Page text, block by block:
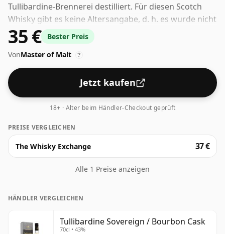
Tullibardine-Brennerei destilliert. Für diesen Scotch
Whisky gibt es keine Altersangabe, d. h. es wurde nicht
angegeben, wie lange die Spirituose in der Flasche
gereift ist. Es ist immer schön, Whiskys zu sehen, die
mit einem Alkoholgehalt von 43 % abgefüllt werden.
Dieser wird in der normalen Größe von 70 cl geliefert.
35 €
Bester Preis
VonMaster of Malt ?
Jetzt kaufen
18+ · Alter beim Händler-Checkout geprüft
PREISE VERGLEICHEN
The Whisky Exchange 37 €
Alle 1 Preise anzeigen
HÄNDLER VERGLEICHEN
Tullibardine Sovereign / Bourbon Cask
70cl • 43%